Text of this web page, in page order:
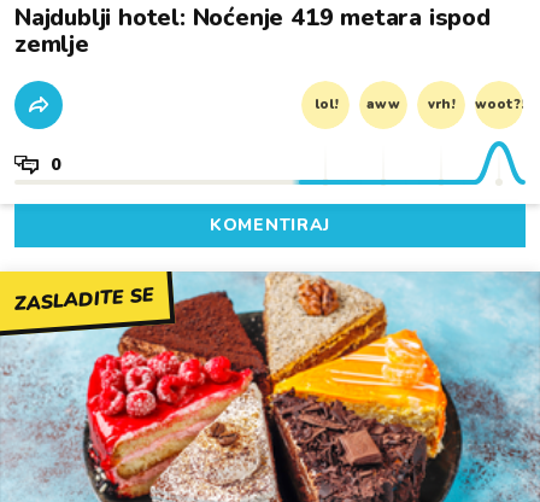
Najdublji hotel: Noćenje 419 metara ispod
zemlje
lol! aww vrh! woot?!
0
KOMENTIRAJ
ZASLADITE SE